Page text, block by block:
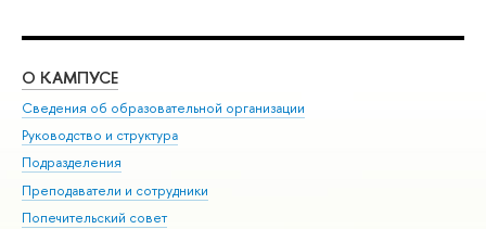
О КАМПУСЕ
Сведения об образовательной организации
Руководство и структура
Подразделения
Преподаватели и сотрудники
Попечительский совет